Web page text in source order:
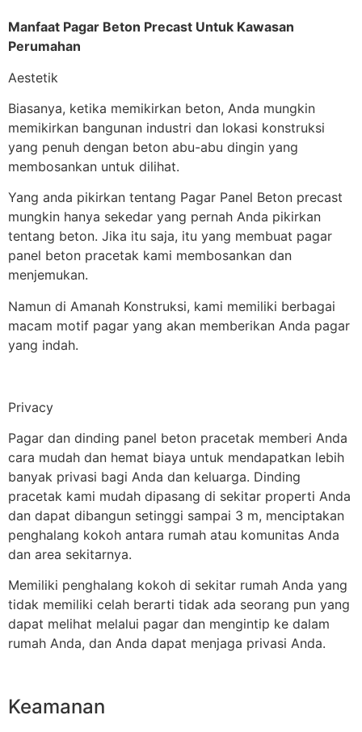
Manfaat Pagar Beton Precast Untuk Kawasan
Perumahan
Aestetik
Biasanya, ketika memikirkan beton, Anda mungkin
memikirkan bangunan industri dan lokasi konstruksi
yang penuh dengan beton abu-abu dingin yang
membosankan untuk dilihat.
Yang anda pikirkan tentang Pagar Panel Beton precast
mungkin hanya sekedar yang pernah Anda pikirkan
tentang beton. Jika itu saja, itu yang membuat pagar
panel beton pracetak kami membosankan dan
menjemukan.
Namun di Amanah Konstruksi, kami memiliki berbagai
macam motif pagar yang akan memberikan Anda pagar
yang indah.
Privacy
Pagar dan dinding panel beton pracetak memberi Anda
cara mudah dan hemat biaya untuk mendapatkan lebih
banyak privasi bagi Anda dan keluarga. Dinding
pracetak kami mudah dipasang di sekitar properti Anda
dan dapat dibangun setinggi sampai 3 m, menciptakan
penghalang kokoh antara rumah atau komunitas Anda
dan area sekitarnya.
Memiliki penghalang kokoh di sekitar rumah Anda yang
tidak memiliki celah berarti tidak ada seorang pun yang
dapat melihat melalui pagar dan mengintip ke dalam
rumah Anda, dan Anda dapat menjaga privasi Anda.
Keamanan